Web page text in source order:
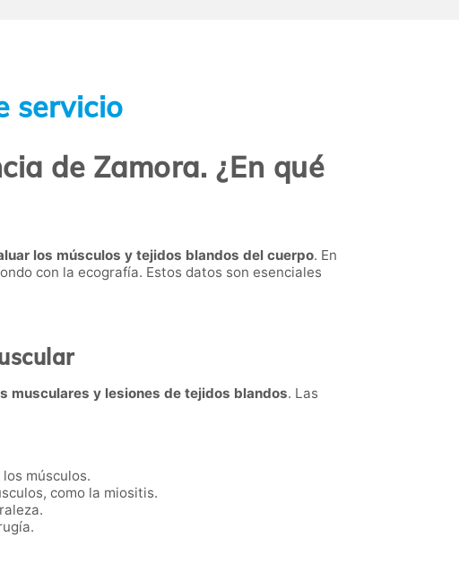
servicio
de Zamora. ¿En qué
los músculos y tejidos blandos del cuerpo. En
con la ecografía. Estos datos son esenciales
musculares y lesiones de tejidos blandos. Las
músculos.
como la miositis.